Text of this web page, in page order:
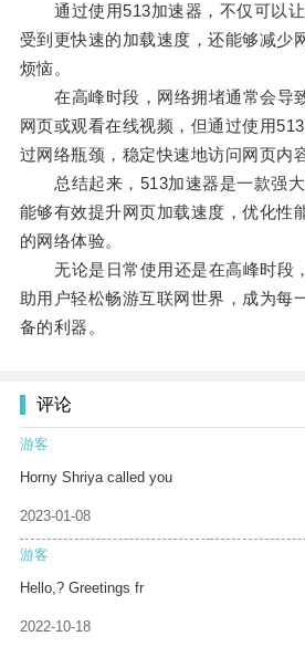
通过使用513加速器，不仅可以让
受到更快速的加载速度，还能够减少
烦恼。
在高峰时段，网络拥堵通常会导
网页或观看在线视频，但通过使用
过网络瓶颈，稳定快速地访问网页内
总结起来，513加速器是一款强大
能够有效提升网页加载速度，优化性
的网络体验。
无论是日常使用还是在高峰时段
助用户轻松畅游互联网世界，成为每
备的利器。
评论
游客
Horny Shriya called you
2023-01-08
游客
Hello,? Greetings fr
2022-10-18